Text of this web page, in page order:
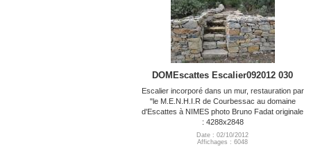
DOMEscattes Escalier092012 030
Escalier incorporé dans un mur, restauration par
"le M.E.N.H.I.R de Courbessac au domaine
d'Escattes à NIMES photo Bruno Fadat originale
: 4288x2848
Date : 02/10/2012
Affichages : 6048